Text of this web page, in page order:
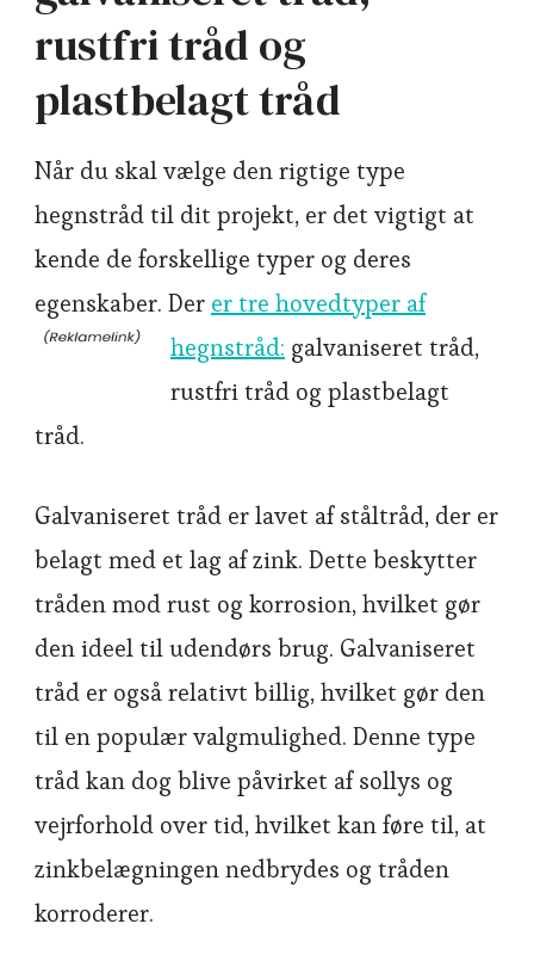
rustfri tråd og
plastbelagt tråd
Når du skal vælge den rigtige type
hegnstråd til dit projekt, er det vigtigt at
kende de forskellige typer og deres
egenskaber. Der er tre hovedtyper af
hegnstråd: galvaniseret tråd,
rustfri tråd og plastbelagt
tråd.
Galvaniseret tråd er lavet af ståltråd, der er
belagt med et lag af zink. Dette beskytter
tråden mod rust og korrosion, hvilket gør
den ideel til udendørs brug. Galvaniseret
tråd er også relativt billig, hvilket gør den
til en populær valgmulighed. Denne type
tråd kan dog blive påvirket af sollys og
vejrforhold over tid, hvilket kan føre til, at
zinkbelægningen nedbrydes og tråden
korroderer.